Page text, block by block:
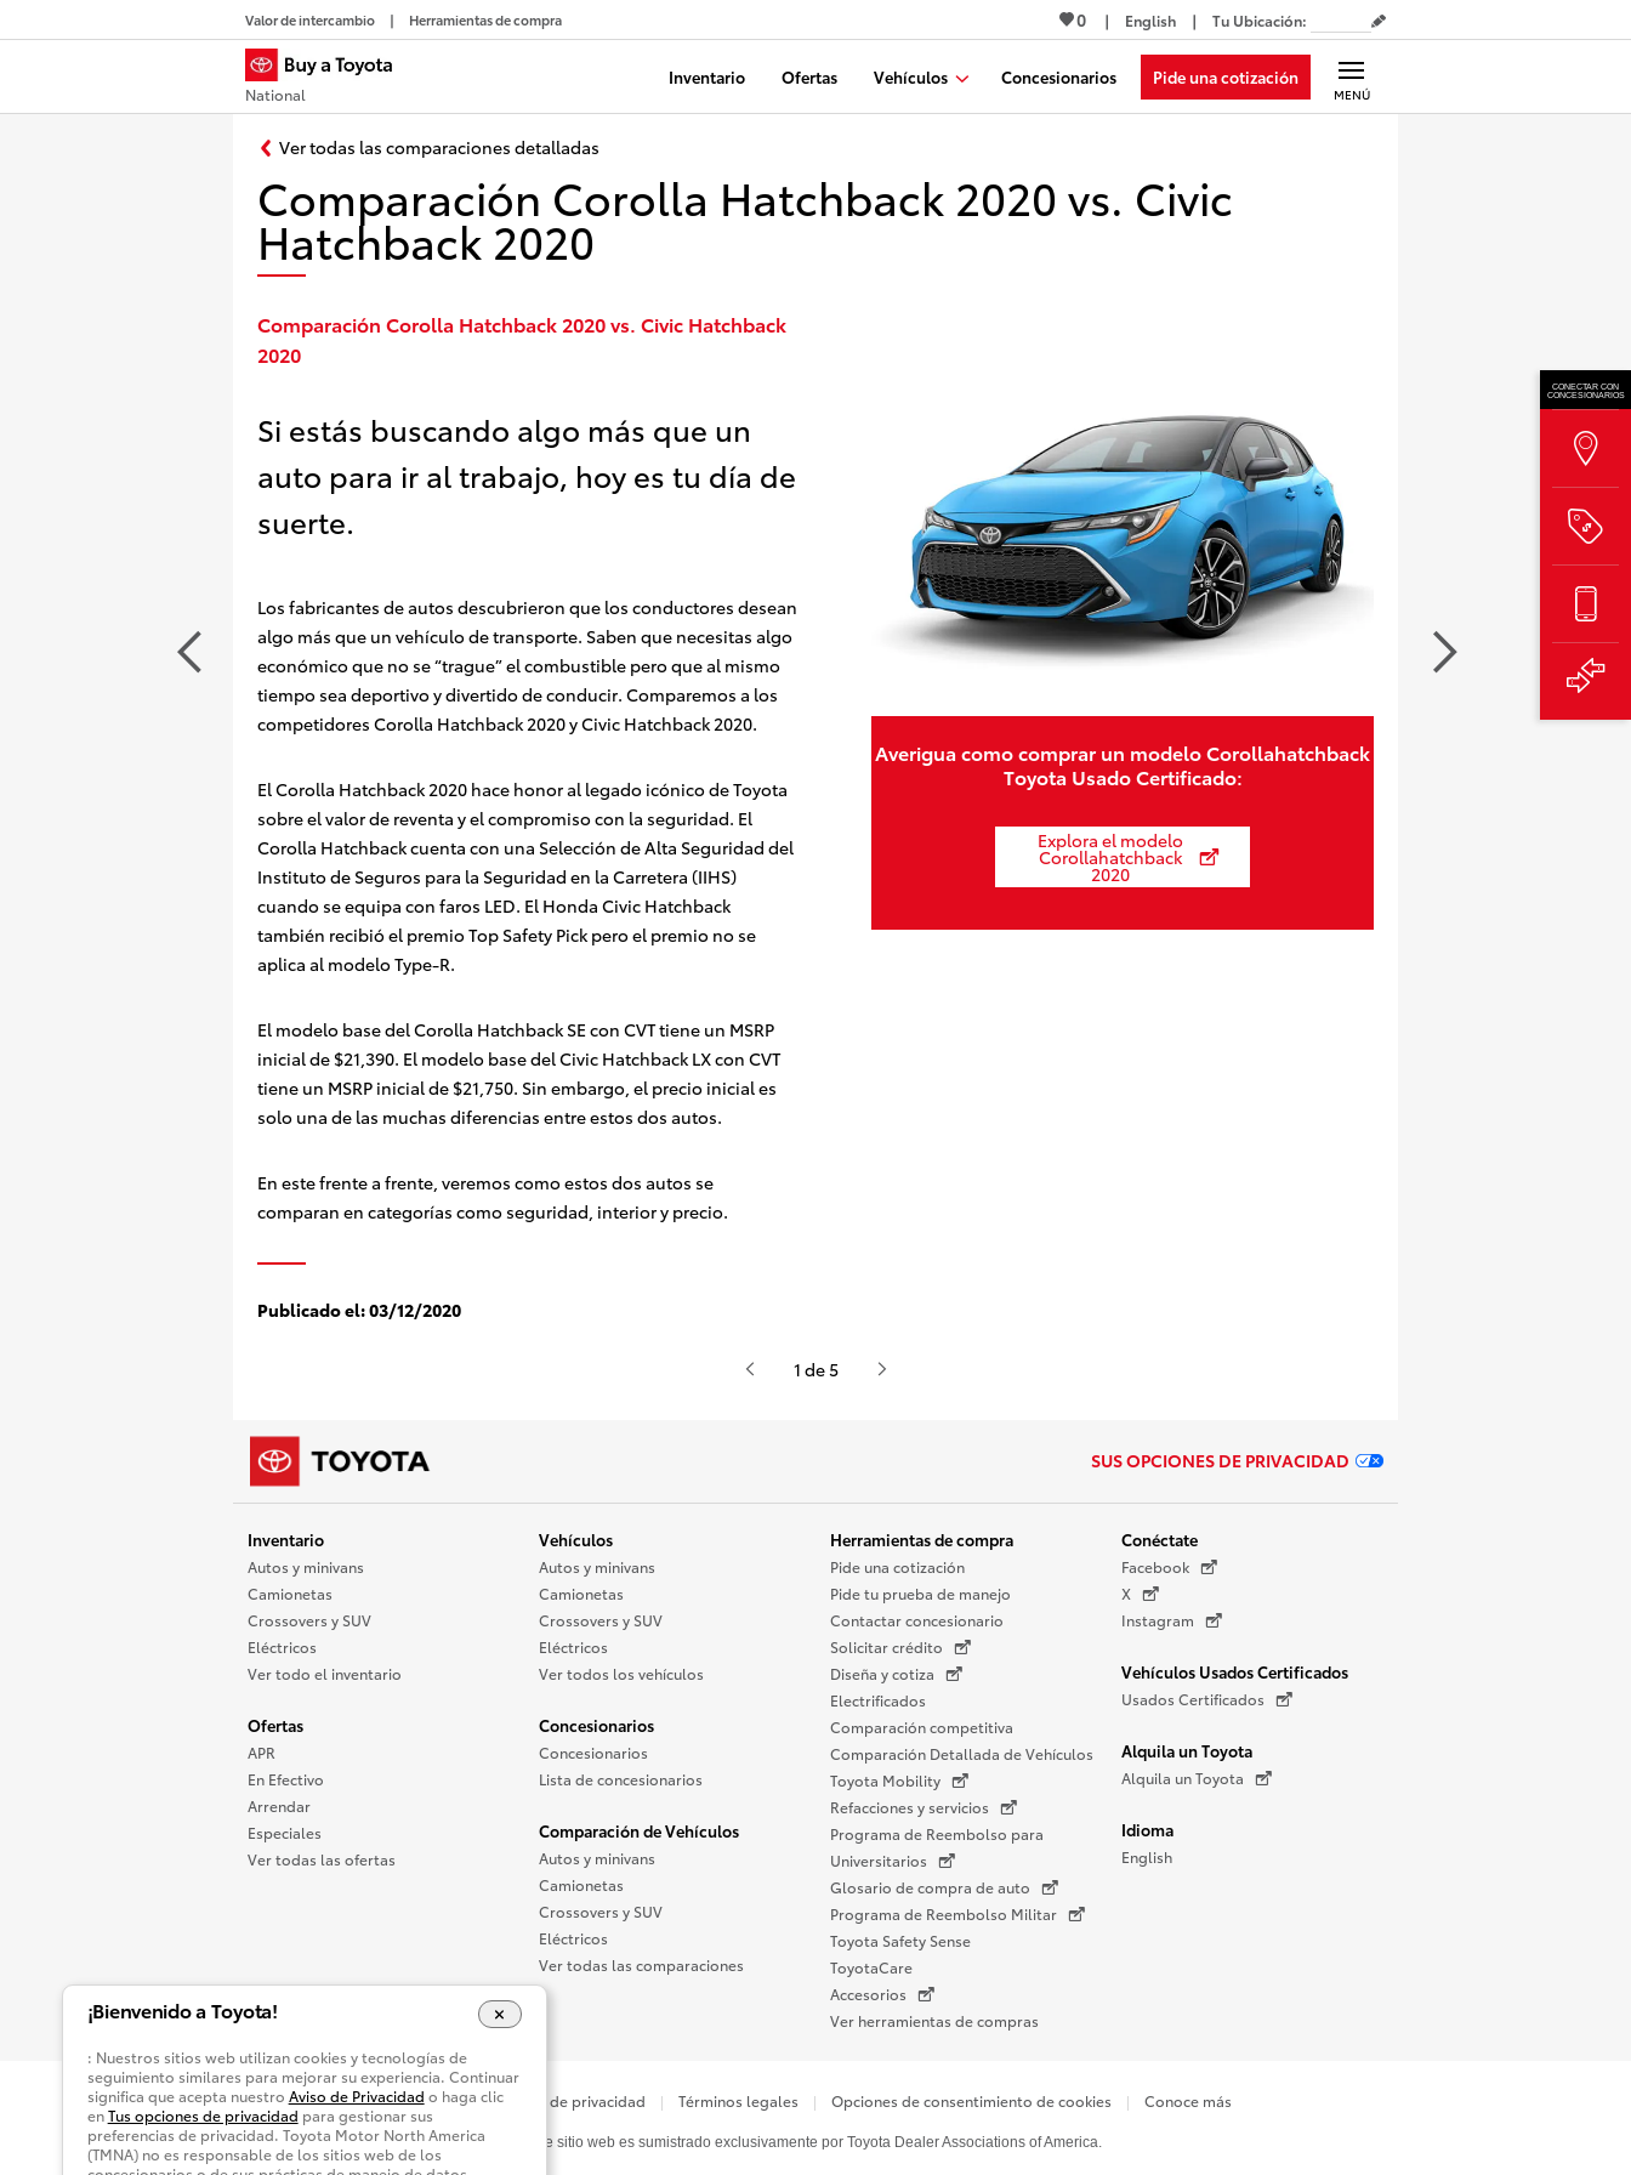
Valor de intercambio Herramientas de compra 0 English Tu Ubicación:
National
Inventario Ofertas Vehículos Concesionarios Pide una cotización
MENÚ
Ver todas las comparaciones detalladas
Comparación Corolla Hatchback 2020 vs. Civic
Hatchback 2020
Comparación Corolla Hatchback 2020 vs. Civic Hatchback
2020
Si estás buscando algo más que un
auto para ir al trabajo, hoy es tu día de
suerte.
Los fabricantes de autos descubrieron que los conductores desean
algo más que un vehículo de transporte. Saben que necesitas algo
económico que no se “trague” el combustible pero que al mismo
tiempo sea deportivo y divertido de conducir. Comparemos a los
competidores Corolla Hatchback 2020 y Civic Hatchback 2020.
El Corolla Hatchback 2020 hace honor al legado icónico de Toyota
sobre el valor de reventa y el compromiso con la seguridad. El
Corolla Hatchback cuenta con una Selección de Alta Seguridad del
Instituto de Seguros para la Seguridad en la Carretera (IIHS)
cuando se equipa con faros LED. El Honda Civic Hatchback
también recibió el premio Top Safety Pick pero el premio no se
aplica al modelo Type-R.
El modelo base del Corolla Hatchback SE con CVT tiene un MSRP
inicial de $21,390. El modelo base del Civic Hatchback LX con CVT
tiene un MSRP inicial de $21,750. Sin embargo, el precio inicial es
solo una de las muchas diferencias entre estos dos autos.
En este frente a frente, veremos como estos dos autos se
comparan en categorías como seguridad, interior y precio.
Publicado el:03/12/2020
Averigua como comprar un modelo Corollahatchback
Toyota Usado Certificado:
Explora el modelo
Corollahatchback
2020
1 de 5
SUS OPCIONES DE PRIVACIDAD
Inventario
Autos y minivans
Camionetas
Crossovers y SUV
Eléctricos
Ver todo el inventario
Ofertas
APR
En Efectivo
Arrendar
Especiales
Ver todas las ofertas
Vehículos
Autos y minivans
Camionetas
Crossovers y SUV
Eléctricos
Ver todos los vehículos
Concesionarios
Concesionarios
Lista de concesionarios
Comparación de Vehículos
Autos y minivans
Camionetas
Crossovers y SUV
Eléctricos
Ver todas las comparaciones
Herramientas de compra
Pide una cotización
Pide tu prueba de manejo
Contactar concesionario
Solicitar crédito
Diseña y cotiza
Electrificados
Comparación competitiva
Comparación Detallada de Vehículos
Toyota Mobility
Refacciones y servicios
Programa de Reembolso para
Universitarios
Glosario de compra de auto
Programa de Reembolso Militar
Toyota Safety Sense
ToyotaCare
Accesorios
Ver herramientas de compras
Conéctate
Facebook
X
Instagram
Vehículos Usados Certificados
Usados Certificados
Alquila un Toyota
Alquila un Toyota
Idioma
English
CONECTAR CON
CONCESIONARIOS
Mapa del Sitio Accesibilidad Aviso de privacidad Términos legales Opciones de consentimiento de cookies Conoce más
Estás en Buyatoyota.com. El contenido de este sitio web es sumistrado exclusivamente por Toyota Dealer Associations of America.
¡Bienvenido a Toyota!
: Nuestros sitios web utilizan cookies y tecnologías de
seguimiento similares para mejorar su experiencia. Continuar
significa que acepta nuestro Aviso de Privacidad o haga clic
enTus opciones de privacidad para gestionar sus
preferencias de privacidad. Toyota Motor North America
(TMNA) no es responsable de los sitios web de los